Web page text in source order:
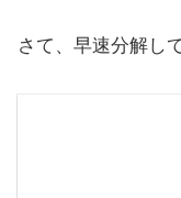
さて、早速分解し